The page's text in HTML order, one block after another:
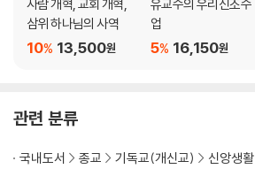
사람 개혁, 교회 개혁,
삼위 하나님의 사역
13,500원
10%
유교수의 우리신조수
업
16,150원
5%
관련 분류
국내도서 종교 기독교(개신교) 신앙생활